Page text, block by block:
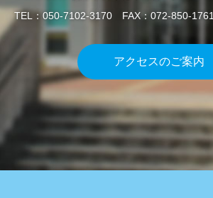
TEL：050-7102-3170 FAX：072-850-1761
アクセスのご案内